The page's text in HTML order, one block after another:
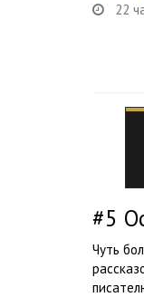
22
#5
Чуть